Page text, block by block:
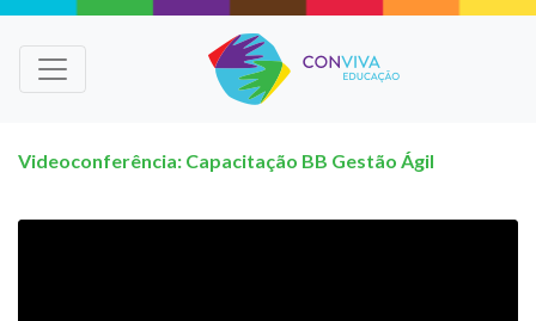
Videoconferência: Capacitação BB Gestão Ágil